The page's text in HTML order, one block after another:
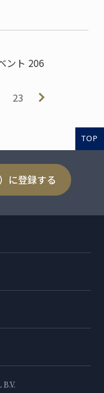
ント 206
23
TOP
に登録する